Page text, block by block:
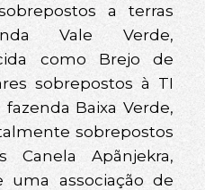
a terras
Vale Verde,
como Brejo de
sobrepostos à TI
Baixa Verde,
sobrepostos
Apãnjekra,
uma associação de